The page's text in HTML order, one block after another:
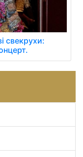
свекрухи: